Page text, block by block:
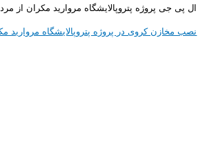
پروژه پتروپالایشگاه مروارید مکران از مردادماه
کروی در پروژه پتروپالایشگاه مروارید مکران